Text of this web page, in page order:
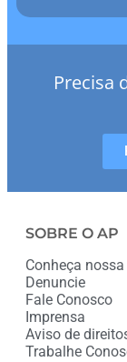
Precisa
SOBRE O AP
Conheça
Denuncie
Fale Conosco
Imprensa
Aviso de
Trabalhe